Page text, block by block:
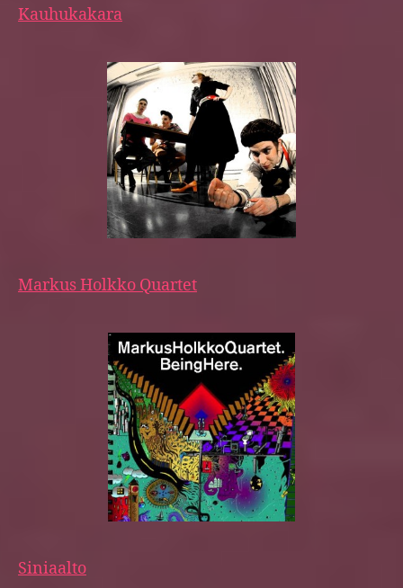
Kauhukakara
Markus Holkko Quartet
Siniaalto